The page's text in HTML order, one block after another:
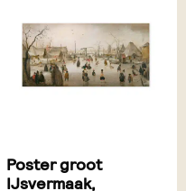
Poster groot
IJsvermaak,